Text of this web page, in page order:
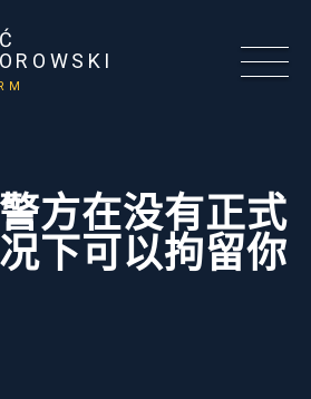
方在没有正式
下可以拘留你